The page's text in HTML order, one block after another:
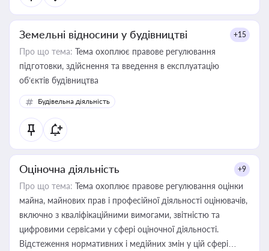
Земельні відносини у будівництві +15
Про що тема: Тема охоплює правове регулювання
підготовки, здійснення та введення в експлуатацію
об’єктів будівництва
Будівельна діяльність
Оціночна діяльність +9
Про що тема: Тема охоплює правове регулювання оцінки
майна, майнових прав і професійної діяльності оцінювачів,
включно з кваліфікаційними вимогами, звітністю та
цифровими сервісами у сфері оціночної діяльності.
Відстеження нормативних і медійних змін у цій сфері